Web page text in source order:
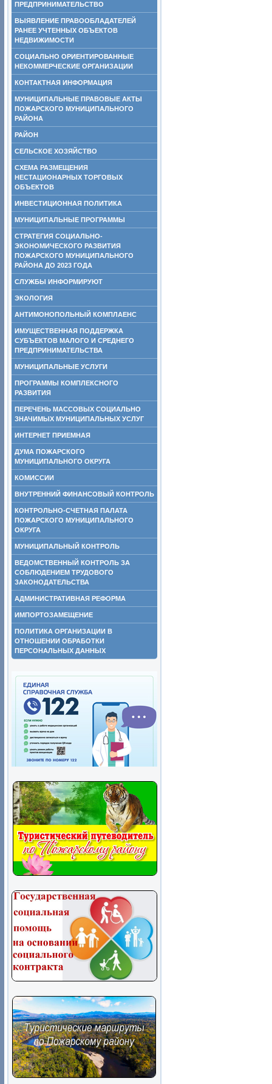
ПРЕДПРИНИМАТЕЛЬСТВО
ВЫЯВЛЕНИЕ ПРАВООБЛАДАТЕЛЕЙ
РАНЕЕ УЧТЕННЫХ ОБЪЕКТОВ
НЕДВИЖИМОСТИ
СОЦИАЛЬНО ОРИЕНТИРОВАННЫЕ
НЕКОММЕРЧЕСКИЕ ОРГАНИЗАЦИИ
КОНТАКТНАЯ ИНФОРМАЦИЯ
МУНИЦИПАЛЬНЫЕ ПРАВОВЫЕ АКТЫ
ПОЖАРСКОГО МУНИЦИПАЛЬНОГО
РАЙОНА
РАЙОН
СЕЛЬСКОЕ ХОЗЯЙСТВО
СХЕМА РАЗМЕЩЕНИЯ
НЕСТАЦИОНАРНЫХ ТОРГОВЫХ
ОБЪЕКТОВ
ИНВЕСТИЦИОННАЯ ПОЛИТИКА
МУНИЦИПАЛЬНЫЕ ПРОГРАММЫ
СТРАТЕГИЯ СОЦИАЛЬНО-
ЭКОНОМИЧЕСКОГО РАЗВИТИЯ
ПОЖАРСКОГО МУНИЦИПАЛЬНОГО
РАЙОНА ДО 2023 ГОДА
СЛУЖБЫ ИНФОРМИРУЮТ
ЭКОЛОГИЯ
АНТИМОНОПОЛЬНЫЙ КОМПЛАЕНС
ИМУЩЕСТВЕННАЯ ПОДДЕРЖКА
СУБЪЕКТОВ МАЛОГО И СРЕДНЕГО
ПРЕДПРИНИМАТЕЛЬСТВА
МУНИЦИПАЛЬНЫЕ УСЛУГИ
ПРОГРАММЫ КОМПЛЕКСНОГО
РАЗВИТИЯ
ПЕРЕЧЕНЬ МАССОВЫХ СОЦИАЛЬНО
ЗНАЧИМЫХ МУНИЦИПАЛЬНЫХ УСЛУГ
ИНТЕРНЕТ ПРИЕМНАЯ
ДУМА ПОЖАРСКОГО
МУНИЦИПАЛЬНОГО ОКРУГА
КОМИССИИ
ВНУТРЕННИЙ ФИНАНСОВЫЙ КОНТРОЛЬ
КОНТРОЛЬНО-СЧЕТНАЯ ПАЛАТА
ПОЖАРСКОГО МУНИЦИПАЛЬНОГО
ОКРУГА
МУНИЦИПАЛЬНЫЙ КОНТРОЛЬ
ВЕДОМСТВЕННЫЙ КОНТРОЛЬ ЗА
СОБЛЮДЕНИЕМ ТРУДОВОГО
ЗАКОНОДАТЕЛЬСТВА
АДМИНИСТРАТИВНАЯ РЕФОРМА
ИМПОРТОЗАМЕЩЕНИЕ
ПОЛИТИКА ОРГАНИЗАЦИИ В
ОТНОШЕНИИ ОБРАБОТКИ
ПЕРСОНАЛЬНЫХ ДАННЫХ